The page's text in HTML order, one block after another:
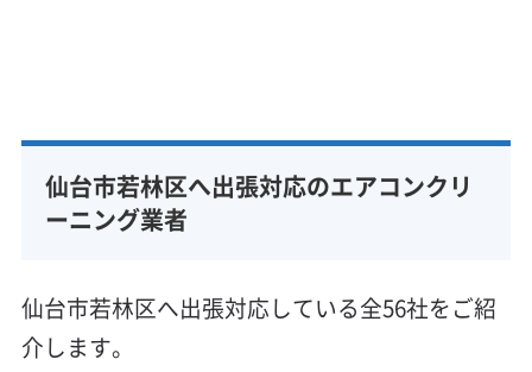
所在地
宮城県仙台市若林区南小泉4-4-16 アルファコ-トA棟
対応地域
仙台市若林区 仙台市宮城野区
仙台市泉区
仙台市若林区へ出張対応のエアコンクリ
ーニング業者
仙台市若林区へ出張対応している全56社をご紹
介します。